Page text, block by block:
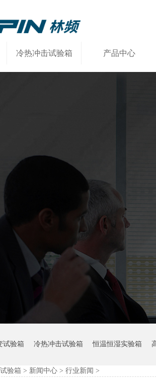
冷热冲击试验箱 产品中心
试验箱 冷热冲击试验箱 恒温恒湿实验箱
验箱 > 新闻中心 > 行业新闻 >